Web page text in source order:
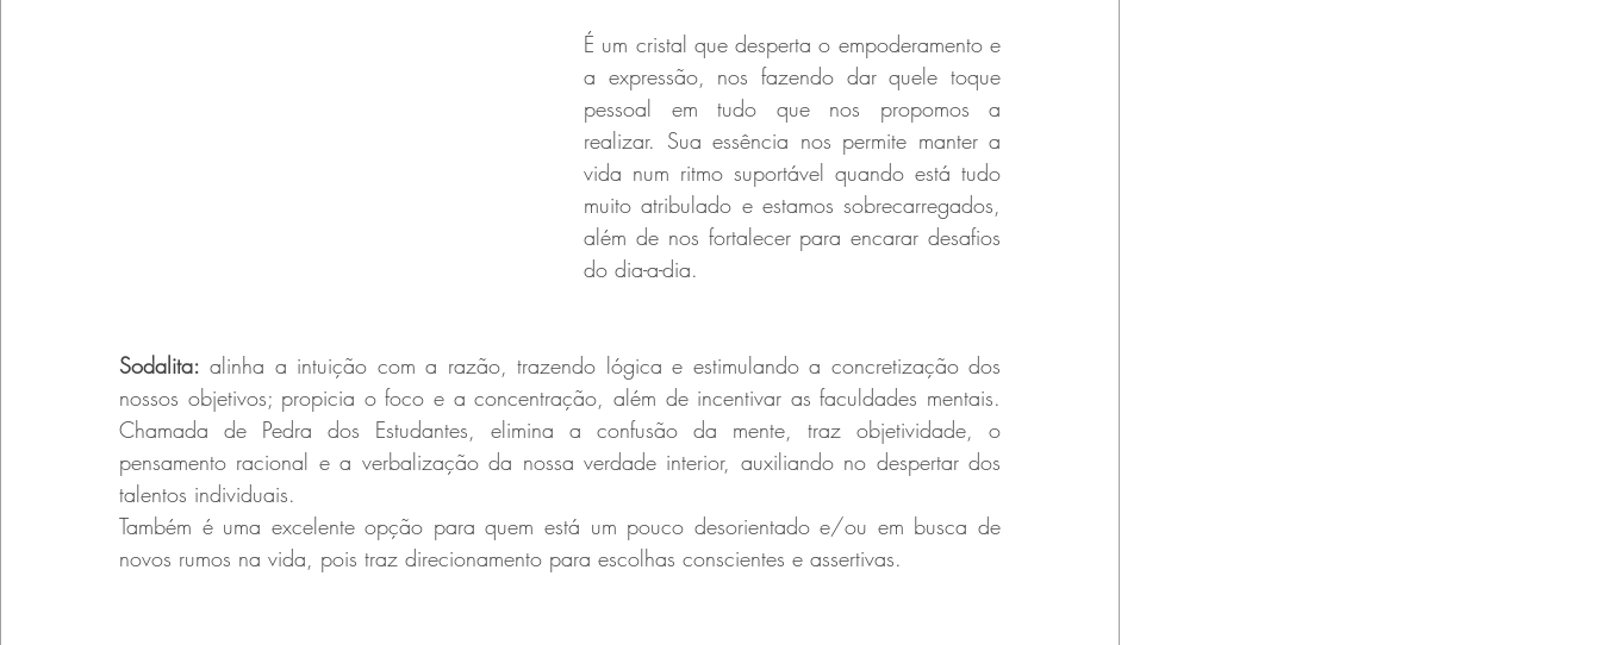
É um cristal que desperta o empoderamento e
a expressão, nos fazendo dar quele toque
pessoal em tudo que nos propomos a
realizar. Sua essência nos permite manter a
vida num ritmo suportável quando está tudo
muito atribulado e estamos sobrecarregados,
além de nos fortalecer para encarar desafios
do dia-a-dia.
Sodalita: alinha a intuição com a razão, trazendo lógica e estimulando a concretização dos
nossos objetivos; propicia o foco e a concentração, além de incentivar as faculdades mentais.
Chamada de Pedra dos Estudantes, elimina a confusão da mente, traz objetividade, o
pensamento racional e a verbalização da nossa verdade interior, auxiliando no despertar dos
talentos individuais.
Também é uma excelente opção para quem está um pouco desorientado e/ou em busca de
novos rumos na vida, pois traz direcionamento para escolhas conscientes e assertivas.